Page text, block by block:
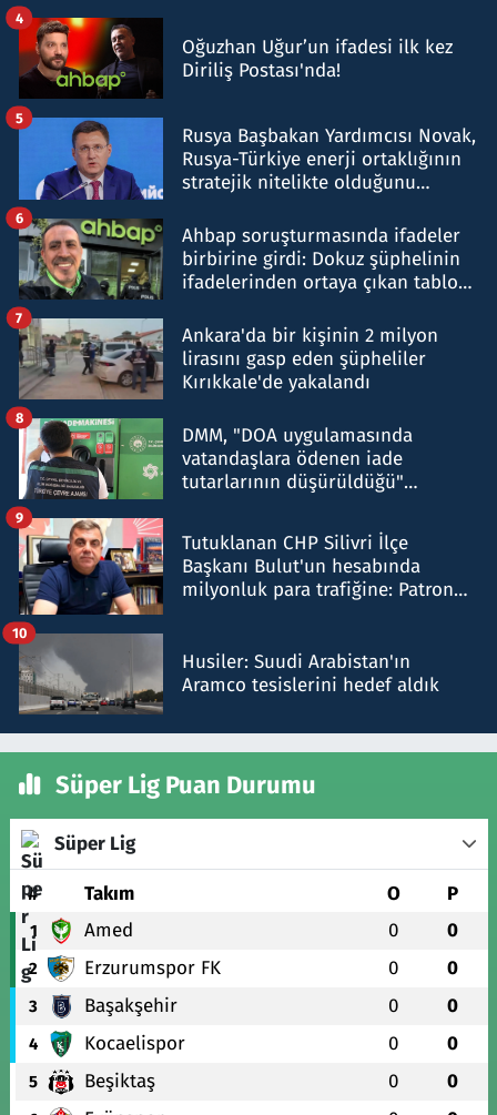
Oğuzhan Uğur’un ifadesi ilk kez
Diriliş Postası'nda!
4
Rusya Başbakan Yardımcısı Novak,
Rusya-Türkiye enerji ortaklığının
stratejik nitelikte olduğunu
5
Ahbap soruşturmasında ifadeler
birbirine girdi: Dokuz şüphelinin
ifadelerinden ortaya çıkan tablo
6
Ankara'da bir kişinin 2 milyon
lirasını gasp eden şüpheliler
Kırıkkale'de yakalandı
7
DMM, "DOA uygulamasında
vatandaşlara ödenen iade
tutarlarının düşürüldüğü"
8
Tutuklanan CHP Silivri İlçe
Başkanı Bulut'un hesabında
milyonluk para trafiğine: Patron
9
Husiler: Suudi Arabistan'ın
Aramco tesislerini hedef aldık
10
Süper Lig Puan Durumu
Süper Lig
# Takım O P
1 Amed 0 0
2 Erzurumspor FK 0 0
3 Başakşehir 0 0
4 Kocaelispor 0 0
5 Beşiktaş 0 0